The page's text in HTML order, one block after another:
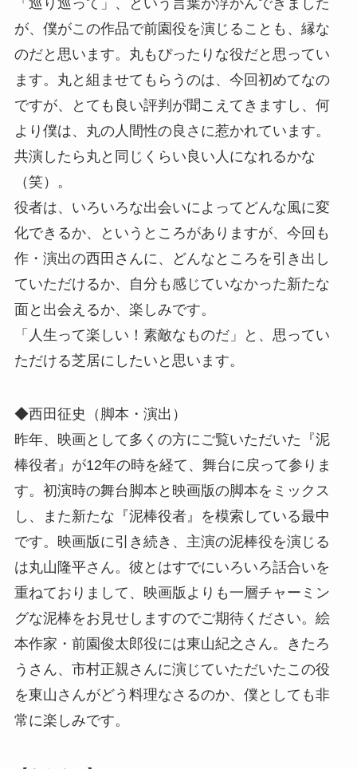
が、僕がこの作品で前園役を演じることも、縁な
のだと思います。丸もぴったりな役だと思ってい
ます。丸と組ませてもらうのは、今回初めてなの
ですが、とても良い評判が聞こえてきますし、何
より僕は、丸の人間性の良さに惹かれています。
共演したら丸と同じくらい良い人になれるかな
（笑）。
役者は、いろいろな出会いによってどんな風に変
化できるか、というところがありますが、今回も
作・演出の西田さんに、どんなところを引き出し
ていただけるか、自分も感じていなかった新たな
面と出会えるか、楽しみです。
「人生って楽しい！素敵なものだ」と、思ってい
ただける芝居にしたいと思います。
◆西田征史（脚本・演出）
昨年、映画として多くの方にご覧いただいた『泥
棒役者』が12年の時を経て、舞台に戻って参りま
す。初演時の舞台脚本と映画版の脚本をミックス
し、また新たな『泥棒役者』を模索している最中
です。映画版に引き続き、主演の泥棒役を演じる
は丸山隆平さん。彼とはすでにいろいろ話合いを
重ねておりまして、映画版よりも一層チャーミン
グな泥棒をお見せしますのでご期待ください。絵
本作家・前園俊太郎役には東山紀之さん。きたろ
うさん、市村正親さんに演じていただいたこの役
を東山さんがどう料理なさるのか、僕としても非
常に楽しみです。